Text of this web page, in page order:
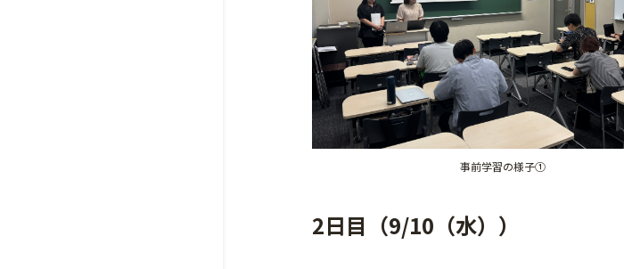
事前学習の様子①
2日目（9/10（水））